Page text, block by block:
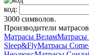
код:
3000 символов.
Производители матрасов
Матрасы Велам
Sleep&FlyМатрасы